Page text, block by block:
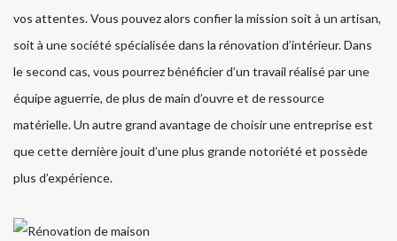
vos attentes. Vous pouvez alors confier la mission soit à un artisan,
soit à une société spécialisée dans la rénovation d’intérieur. Dans
le second cas, vous pourrez bénéficier d’un travail réalisé par une
équipe aguerrie, de plus de main d’ouvre et de ressource
matérielle. Un autre grand avantage de choisir une entreprise est
que cette dernière jouit d’une plus grande notoriété et possède
plus d’expérience.